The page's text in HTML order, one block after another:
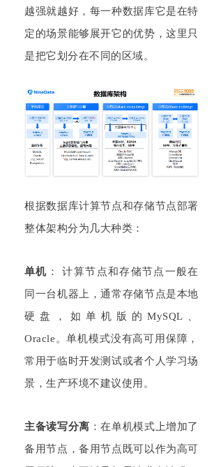
越强就越好 ，每一种数据库它是在特
定的场景能够展开它的优势 ，这里只
是把它划分在不同的区域。
根据数据库计算节点和存储节点部署
整体架构分为几大种类：
单机 ：
计算节点和存储节点一般在
同一台机器上，通常存储节点是本地
硬盘，如单机版的MySQL、
Oracle。单机模式没有高可用保障，
常用于临时开发测试或者个人学习场
景，生产环境不建议使用。
主备读写分离 ：在单机模式上增加了
备用节点，备用节点既可以作为高可